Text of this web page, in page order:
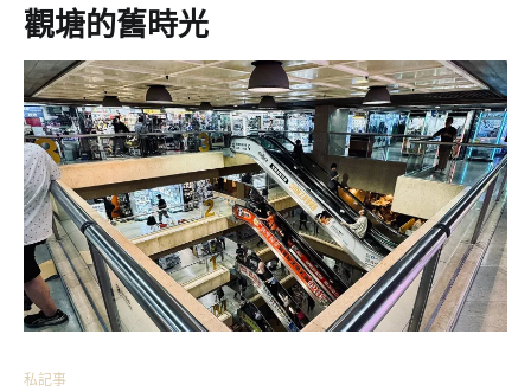
觀塘的舊時光
私記事